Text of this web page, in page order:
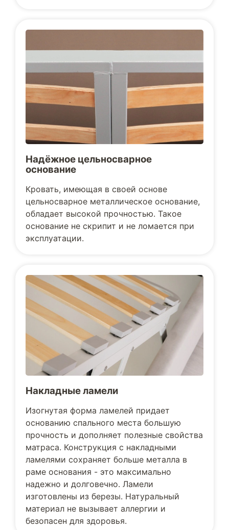
Надёжное цельносварное
основание
Кровать, имеющая в своей основе
цельносварное металлическое основание,
обладает высокой прочностью. Такое
основание не скрипит и не ломается при
эксплуатации.
Накладные ламели
Изогнутая форма ламелей придает
основанию спального места большую
прочность и дополняет полезные свойства
матраса. Конструкция с накладными
ламелями сохраняет больше металла в
раме основания - это максимально
надежно и долговечно. Ламели
изготовлены из березы. Натуральный
материал не вызывает аллергии и
безопасен для здоровья.